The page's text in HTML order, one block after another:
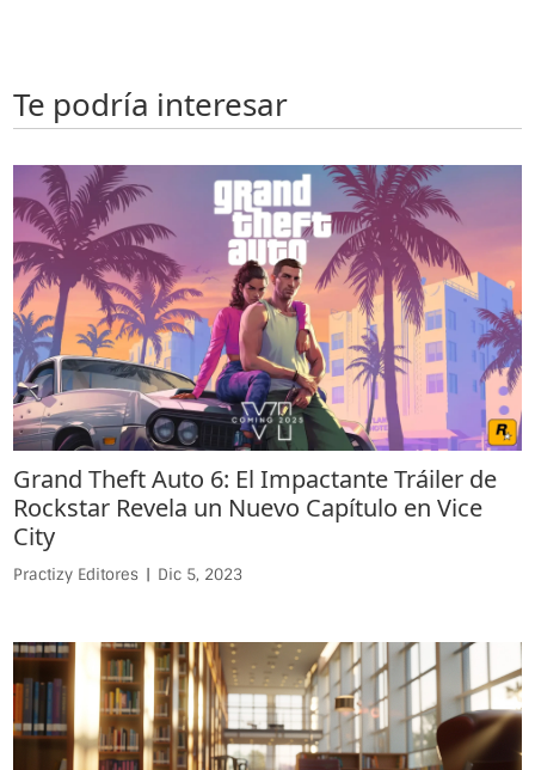
Te podría interesar
Grand Theft Auto 6: El Impactante Tráiler de
Rockstar Revela un Nuevo Capítulo en Vice
City
Practizy Editores | Dic 5, 2023